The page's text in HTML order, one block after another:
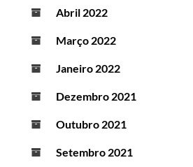
Abril 2022
Março 2022
Janeiro 2022
Dezembro 2021
Outubro 2021
Setembro 2021